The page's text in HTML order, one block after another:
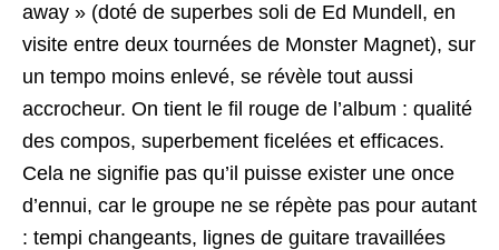
away » (doté de superbes soli de Ed Mundell, en
visite entre deux tournées de Monster Magnet), sur
un tempo moins enlevé, se révèle tout aussi
accrocheur. On tient le fil rouge de l’album : qualité
des compos, superbement ficelées et efficaces.
Cela ne signifie pas qu’il puisse exister une once
d’ennui, car le groupe ne se répète pas pour autant
: tempi changeants, lignes de guitare travaillées